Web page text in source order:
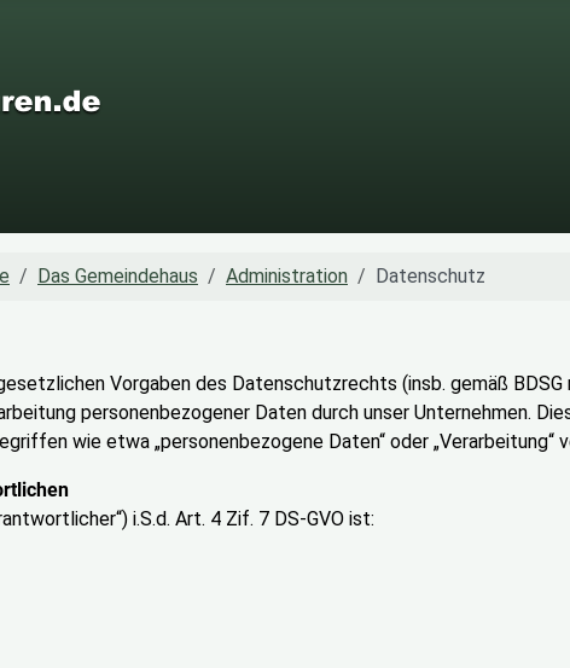
Das Gemeindehaus Administration Datenschutz
Vorgaben des Datenschutzrechts (insb. gemäß BDSG
personenbezogener Daten durch unser Unternehmen.
wie etwa „personenbezogene Daten“ oder „Verarbeitung“
i.S.d. Art. 4 Zif. 7 DS-GVO ist: